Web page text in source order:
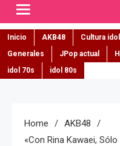
Inicio AKB48 Cultura idol
Generales
JPop actual
idol 70s
idol 80s
Home
AKB48
«Con Rina Kawaei,